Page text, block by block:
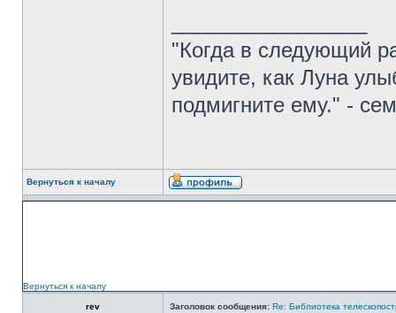
"Когда в следующий
увидите, как Луна
подмигните ему." -
Вернуться к началу
Вернуться к началу
rev Заголовок сообщения: Re: Библиотека